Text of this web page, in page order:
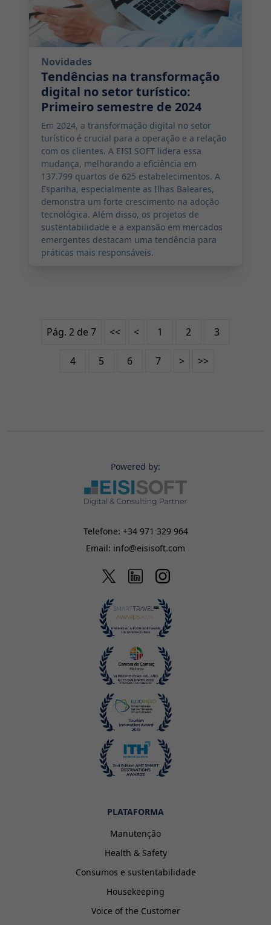
Novidades
Tendências na transformação
digital no setor turístico:
Primeiro semestre de 2024
Em 2024, a transformação digital no setor
turístico é crucial para a operação e a relação
com os clientes. A EISI SOFT lidera essa
mudança, melhorando a eficiência em
137.799 quartos de 625 estabelecimentos. A
Espanha, especialmente as Ilhas Baleares,
demonstra um forte crescimento na adoção
tecnológica. Além disso, os projetos de
sustentabilidade e a expansão em mercados
emergentes destacam uma tendência para
práticas mais responsáveis.
Pág. 2 de 7 << < 1 2 3
4 5 6 7 > >>
Powered by:
Telefone: +34 971 329 964
Email: info@eisisoft.com
PLATAFORMA
Manutenção
Health & Safety
Consumos e sustentabilidade
Housekeeping
Voice of the Customer